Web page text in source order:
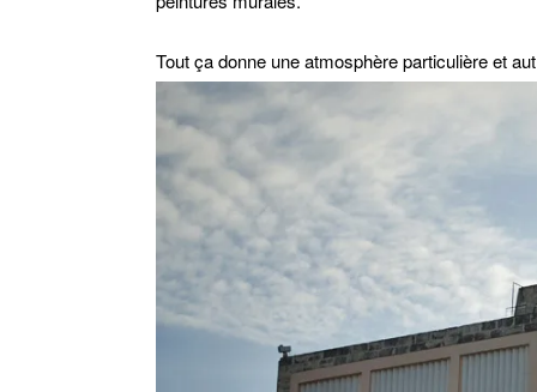
Tout ça donne une atmosphère particulière et